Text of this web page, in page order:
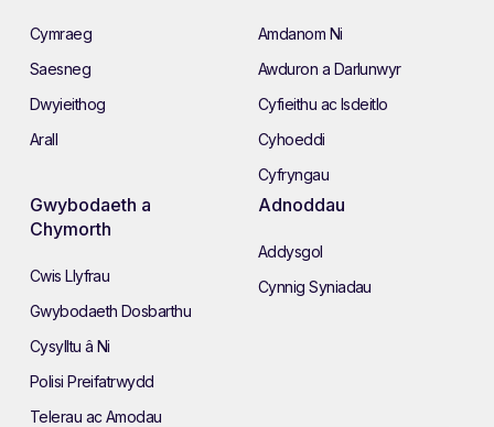
Cymraeg
Saesneg
Dwyieithog
Arall
Amdanom Ni
Awduron a Darlunwyr
Cyfieithu ac Isdeitlo
Cyhoeddi
Cyfryngau
Gwybodaeth a
Chymorth
Cwis Llyfrau
Gwybodaeth Dosbarthu
Cysylltu â Ni
Polisi Preifatrwydd
Telerau ac Amodau
Adnoddau
Addysgol
Cynnig Syniadau